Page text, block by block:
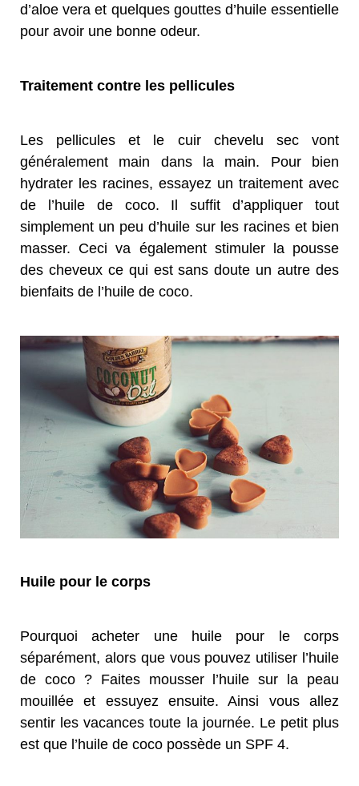
d’aloe vera et quelques gouttes d’huile essentielle
pour avoir une bonne odeur.
Traitement contre les pellicules
Les pellicules et le cuir chevelu sec vont
généralement main dans la main. Pour bien
hydrater les racines, essayez un traitement avec
de l’huile de coco. Il suffit d’appliquer tout
simplement un peu d’huile sur les racines et bien
masser. Ceci va également stimuler la pousse
des cheveux ce qui est sans doute un autre des
bienfaits de l’huile de coco.
Huile pour le corps
Pourquoi acheter une huile pour le corps
séparément, alors que vous pouvez utiliser l’huile
de coco ? Faites mousser l’huile sur la peau
mouillée et essuyez ensuite. Ainsi vous allez
sentir les vacances toute la journée. Le petit plus
est que l’huile de coco possède un SPF 4.